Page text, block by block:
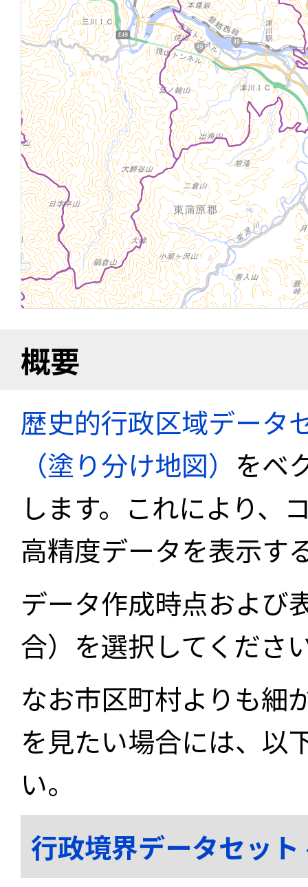
概要
歴史的行政区域データ
（塗り分け地図） をベ
します。これにより、
高精度データを表示す
データ作成時点および
合）を選択してくださ
なお市区町村よりも細
を見たい場合には、以
い。
行政境界データセッ